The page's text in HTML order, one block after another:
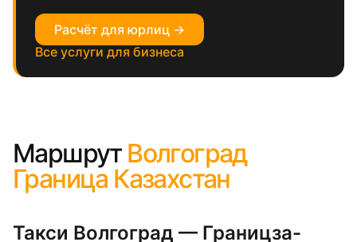
Расчёт для юрлиц →
Все услуги для бизнеса
Маршрут Волгоград
Граница Казахстан
Такси Волгоград — Границза-